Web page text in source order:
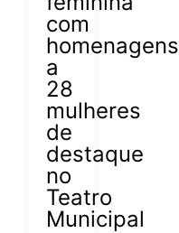
com
homenagens
a
28
mulheres
de
destaque
no
Teatro
Municipal